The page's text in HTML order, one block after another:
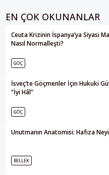
EN ÇOK OKUNANLAR
Ceuta Krizinin İspanya’ya Siyasi
Nasıl Normalleşti?
GÖÇ
İsveç’te Göçmenler İçin Hukuki
“İyi Hâl”
GÖÇ
Unutmanın Anatomisi: Hafıza
BELLEK